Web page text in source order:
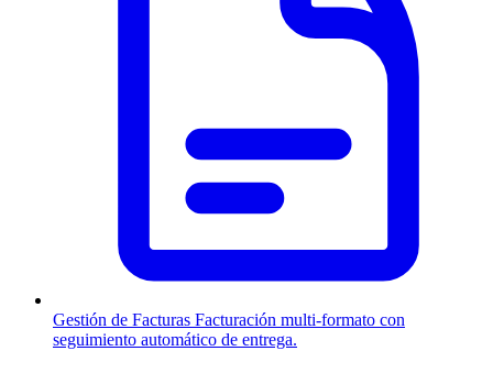
Gestión de Facturas Facturación multi-formato con
seguimiento automático de entrega.